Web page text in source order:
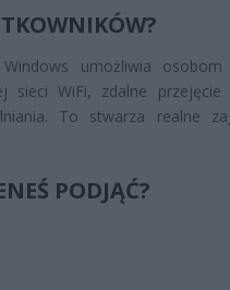
umożliwia osobom
sieci WiFi, zdalne przejęcie
To stwarza realne
PODJĄĆ?